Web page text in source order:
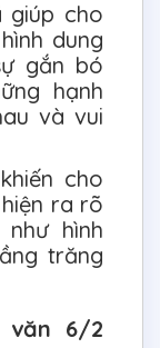
giúp cho
dung
gắn bó
hạnh
và vui
cho
ra rõ
hình
trăng
văn 6/2